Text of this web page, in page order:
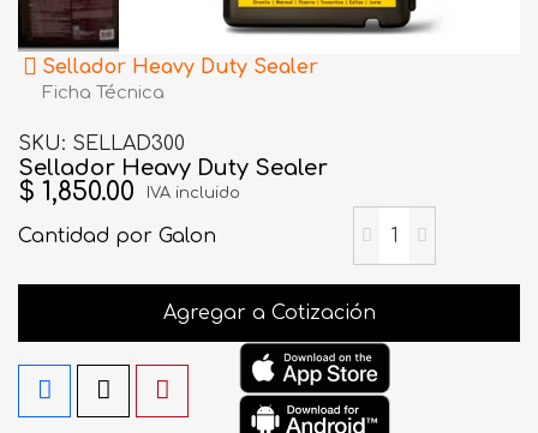
Sellador Heavy Duty Sealer
Ficha Técnica
SKU SELLAD300
Sellador Heavy Duty Sealer
$ 1,850.00 IVA incluido
Cantidad por Galon
Agregar a Cotización